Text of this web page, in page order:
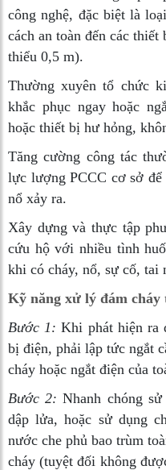
công nghệ, đặc biệt là
cách an toàn đến các
thiểu 0,5 m).
Thường xuyên tổ chức
khắc phục ngay hoặc
hoặc thiết bị hư hỏng,
Tăng cường công tác
lực lượng PCCC cơ sở
nổ xảy ra.
Xây dựng và thực tập
cứu hộ với nhiều tình
khi có cháy, nổ, sự cố, tai
Kỹ năng xử lý đám cháy
Bước 1: Khi phát hiện ra
bị điện, phải lập tức ngắt
cháy hoặc ngắt điện của
Bước 2:Nhanh chóng
dập lửa, hoặc sử dụng
nước che phủ bao trùm
cháy (tuyệt đối không